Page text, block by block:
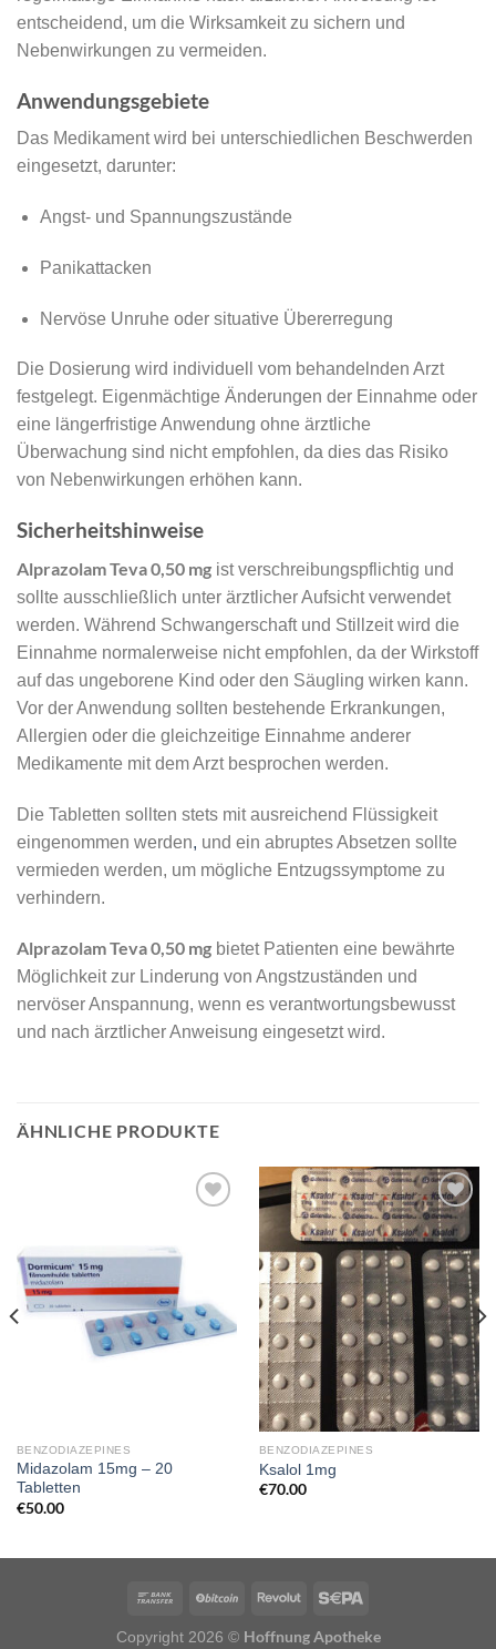
entscheidend, um die Wirksamkeit zu sichern und
Nebenwirkungen zu vermeiden.
Anwendungsgebiete
Das Medikament wird bei unterschiedlichen Beschwerden
eingesetzt, darunter:
Angst- und Spannungszustände
Panikattacken
Nervöse Unruhe oder situative Übererregung
Die Dosierung wird individuell vom behandelnden Arzt
festgelegt. Eigenmächtige Änderungen der Einnahme oder
eine längerfristige Anwendung ohne ärztliche
Überwachung sind nicht empfohlen, da dies das Risiko
von Nebenwirkungen erhöhen kann.
Sicherheitshinweise
Alprazolam Teva 0,50 mg ist verschreibungspflichtig und
sollte ausschließlich unter ärztlicher Aufsicht verwendet
werden. Während Schwangerschaft und Stillzeit wird die
Einnahme normalerweise nicht empfohlen, da der Wirkstoff
auf das ungeborene Kind oder den Säugling wirken kann.
Vor der Anwendung sollten bestehende Erkrankungen,
Allergien oder die gleichzeitige Einnahme anderer
Medikamente mit dem Arzt besprochen werden.
Die Tabletten sollten stets mit ausreichend Flüssigkeit
eingenommen werden, und ein abruptes Absetzen sollte
vermieden werden, um mögliche Entzugssymptome zu
verhindern.
Alprazolam Teva 0,50 mg bietet Patienten eine bewährte
Möglichkeit zur Linderung von Angstzuständen und
nervöser Anspannung, wenn es verantwortungsbewusst
und nach ärztlicher Anweisung eingesetzt wird.
ÄHNLICHE PRODUKTE
BENZODIAZEPINES
Midazolam 15mg – 20
Tabletten
€50.00
BENZODIAZEPINES
Ksalol 1mg
€70.00
Copyright 2026 © Hoffnung Apotheke